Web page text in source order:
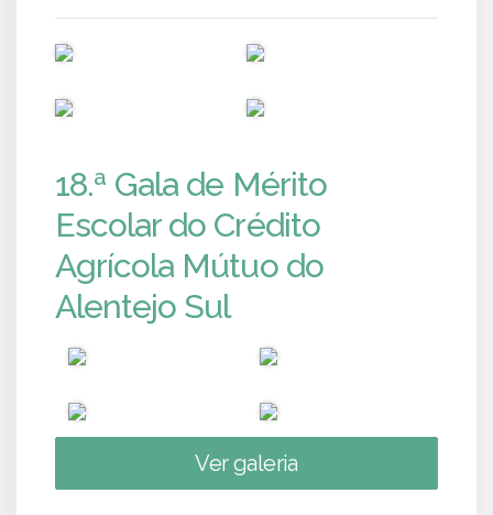
18.ª Gala de Mérito
Escolar do Crédito
Agrícola Mútuo do
Alentejo Sul
Ver galeria